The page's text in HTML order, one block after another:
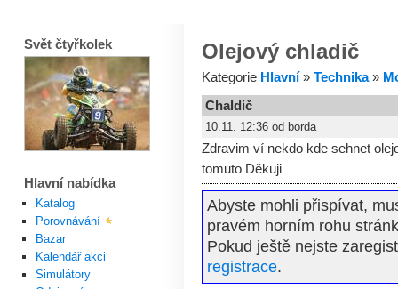
Olejový chladič
Kategorie Hlavní» Technika»
Chaldič
10.11. 12:36 od borda
Zdravim ví nekdo kde sehnet
tomuto Děkuji
Abyste mohli přispívat,
pravém horním rohu
Pokud ještě nejste
registrace.
Svět čtyřkolek
Hlavní nabídka
Katalog
Porovnávání
Bazar
Kalendář akci
Simulátory